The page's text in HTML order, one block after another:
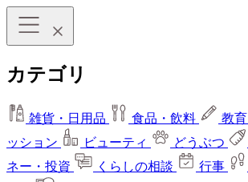
カテゴリ
雑貨・日用品 食品・飲料 教育
ッション
ビューティ どうぶつ
ネー・投資
くらしの相談 行事